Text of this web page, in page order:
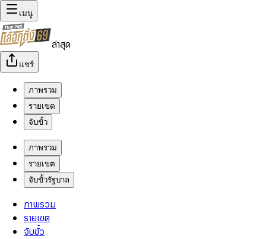
เมนู
ล่าสุด
แชร์
ภาพรวม
รายเขต
จับขั้ว
ภาพรวม
รายเขต
จับขั้วรัฐบาล
ภาพรวม
รายเขต
จับขั้ว